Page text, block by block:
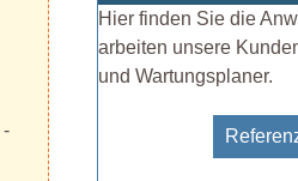
-
Hier finden Sie die
arbeiten unsere
und Wartungsplaner.